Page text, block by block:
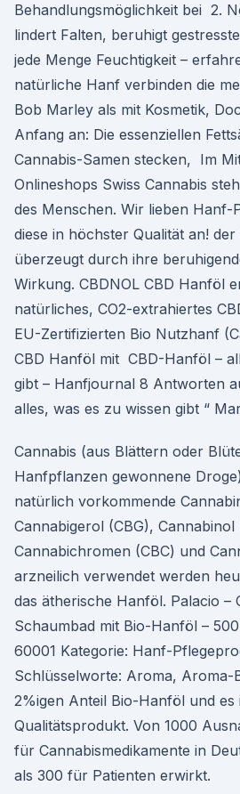
Behandlungsmöglichkeit bei 2.
lindert Falten, beruhigt
jede Menge Feuchtigkeit –
natürliche Hanf verbinden die
Bob Marley als mit Kosmetik,
Anfang an: Die essenziellen
Cannabis-Samen stecken, Im
Onlineshops Swiss Cannabis
des Menschen. Wir lieben Hanf-
diese in höchster Qualität an!
überzeugt durch ihre
Wirkung. CBDNOL CBD Hanföl
natürliches, CO2-extrahiertes
EU-Zertifizierten Bio Nutzhanf
CBD Hanföl mit CBD-Hanföl –
gibt – Hanfjournal 8 Antworten
alles, was es zu wissen gibt “
Cannabis (aus Blättern oder
Hanfpflanzen gewonnene
natürlich vorkommende
Cannabigerol (CBG), Cannabinol
Cannabichromen (CBC) und
arzneilich verwendet werden
das ätherische Hanföl. Palacio –
Schaumbad mit Bio-Hanföl –
60001 Kategorie: Hanf-
Schlüsselworte: Aroma, Aroma-
2%igen Anteil Bio-Hanföl und es
Qualitätsprodukt. Von 1000
für Cannabismedikamente in
als 300 für Patienten erwirkt.